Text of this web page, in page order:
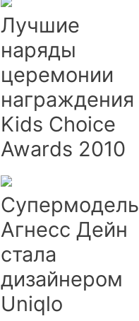
Лучшие
наряды
церемонии
награждения
Kids Choice
Awards 2010
Супермодель
Агнесс Дейн
стала
дизайнером
Uniqlo